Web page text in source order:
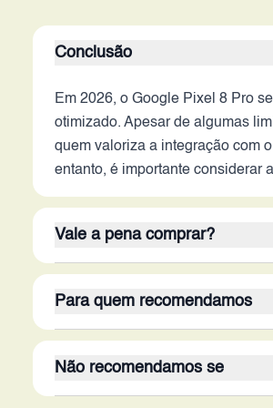
Conclusão
Em 2026, o Google Pixel 8 Pro
otimizado. Apesar de algumas
quem valoriza a integração com
entanto, é importante considerar
Vale a pena comprar?
qualidade. O amplo
e a bateria podem não competir
Para quem recomendamos
serviços Google. Usuários que
facilidade de uso e as
Não recomendamos se